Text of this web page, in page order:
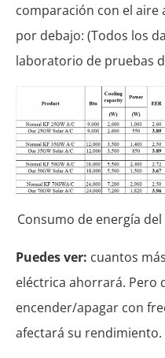
comparación con el
por debajo: (Todos los
laboratorio de pruebas
Consumo de energía
Puedes ver: cuantos
eléctrica ahorrará. Pero
encender/apagar con
afectará su rendimiento.